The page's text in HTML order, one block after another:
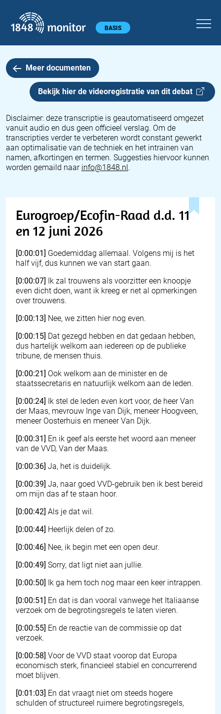
Hoofdmenu BASIS
Meer documenten
Bekijk hier de videoregistratie van dit debat
Disclaimer: deze transcriptie is geautomatiseerd omgezet
vanuit audio en dus geen officieel verslag. Om de
transcripties verder te verbeteren wordt constant gewerkt
aan optimalisatie van de techniek en het intrainen van
namen, afkortingen en termen. Suggesties hiervoor kunnen
worden gemaild naar info@1848.nl.
Eurogroep/Ecofin-Raad d.d. 11
en 12 juni 2026
[0:00:01] Goedemiddag allemaal. Volgens mij is het
half vijf, dus kunnen we van start gaan.
[0:00:07] Ik zal trouwens als voorzitter een knoopje
even dicht doen, want ik kreeg er net al opmerkingen
over trouwens.
[0:00:13] Nee, we zitten hier nog even.
[0:00:15] Dat gezegd hebben en dat gedaan hebben,
dus hartelijk welkom aan iedereen op de publieke
tribune, de mensen thuis.
[0:00:21] Ook welkom aan de minister en de
staatssecretaris en natuurlijk welkom aan de leden.
[0:00:24] Ik stel de leden even kort voor, de heer Van
der Maas, mevrouw Inge van Dijk, meneer Hoogveen,
meneer Oosterhuis en meneer Van Dijk.
[0:00:31] En ik geef als eerste het woord aan meneer
van de VVD, Van der Maas.
[0:00:36] Ja, het is duidelijk.
[0:00:39] Ja, naar goed VVD-gebruik ben ik best bereid
om mijn das af te staan hoor.
[0:00:42] Als je dat wil.
[0:00:44] Heerlijk delen of zo.
[0:00:46] Nee, ik begin met een open deur.
[0:00:49] Sorry, dat ligt niet aan jullie.
[0:00:50] Ik ga hem toch nog maar een keer intrappen.
[0:00:51] En dat is dan vooral vanwege het Italiaanse
verzoek om de begrotingsregels te laten vieren.
[0:00:55] En de reactie van de commissie op dat
verzoek.
[0:00:58] Voor de VVD staat voorop dat Europa
economisch sterk, financieel stabiel en concurrerend
moet blijven.
[0:01:03] En dat vraagt niet om steeds hogere
schulden of structureel ruimere begrotingsregels,